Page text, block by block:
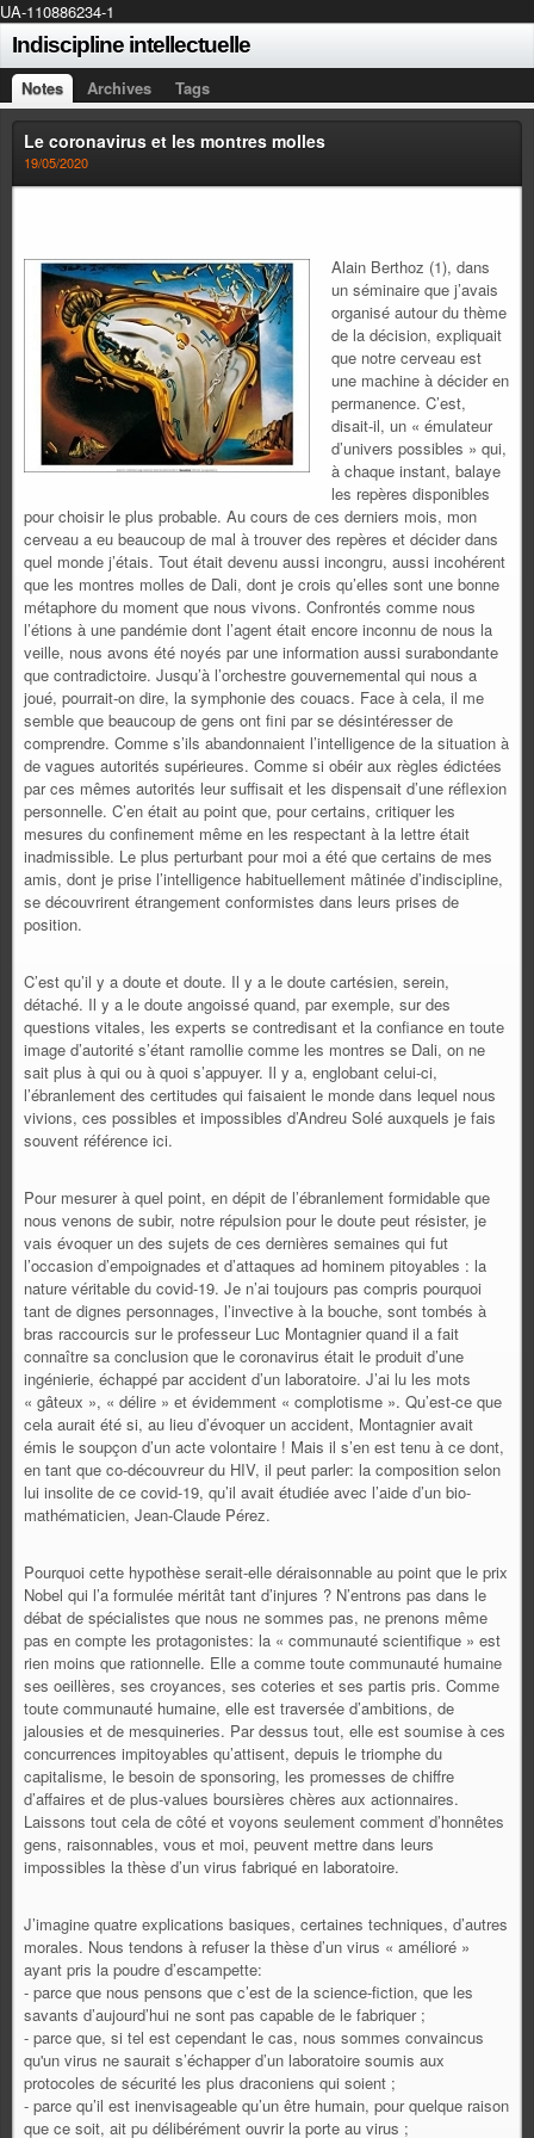
UA-110886234-1
Indiscipline intellectuelle
Notes Archives Tags
Le coronavirus et les montres molles
19/05/2020
Alain Berthoz (1), dans
un séminaire que j’avais
organisé autour du thème
de la décision, expliquait
que notre cerveau est
une machine à décider en
permanence. C’est,
disait-il, un « émulateur
d’univers possibles » qui,
à chaque instant, balaye
les repères disponibles
pour choisir le plus probable. Au cours de ces derniers mois, mon
cerveau a eu beaucoup de mal à trouver des repères et décider dans
quel monde j’étais. Tout était devenu aussi incongru, aussi incohérent
que les montres molles de Dali, dont je crois qu’elles sont une bonne
métaphore du moment que nous vivons. Confrontés comme nous
l’étions à une pandémie dont l’agent était encore inconnu de nous la
veille, nous avons été noyés par une information aussi surabondante
que contradictoire. Jusqu’à l’orchestre gouvernemental qui nous a
joué, pourrait-on dire, la symphonie des couacs. Face à cela, il me
semble que beaucoup de gens ont fini par se désintéresser de
comprendre. Comme s’ils abandonnaient l’intelligence de la situation à
de vagues autorités supérieures. Comme si obéir aux règles édictées
par ces mêmes autorités leur suffisait et les dispensait d’une réflexion
personnelle. C’en était au point que, pour certains, critiquer les
mesures du confinement même en les respectant à la lettre était
inadmissible. Le plus perturbant pour moi a été que certains de mes
amis, dont je prise l’intelligence habituellement mâtinée d’indiscipline,
se découvrirent étrangement conformistes dans leurs prises de
position.
C’est qu’il y a doute et doute. Il y a le doute cartésien, serein,
détaché. Il y a le doute angoissé quand, par exemple, sur des
questions vitales, les experts se contredisant et la confiance en toute
image d’autorité s’étant ramollie comme les montres se Dali, on ne
sait plus à qui ou à quoi s’appuyer. Il y a, englobant celui-ci,
l’ébranlement des certitudes qui faisaient le monde dans lequel nous
vivions, ces possibles et impossibles d’Andreu Solé auxquels je fais
souvent référence ici.
Pour mesurer à quel point, en dépit de l’ébranlement formidable que
nous venons de subir, notre répulsion pour le doute peut résister, je
vais évoquer un des sujets de ces dernières semaines qui fut
l’occasion d’empoignades et d’attaques ad hominem pitoyables : la
nature véritable du covid-19. Je n’ai toujours pas compris pourquoi
tant de dignes personnages, l’invective à la bouche, sont tombés à
bras raccourcis sur le professeur Luc Montagnier quand il a fait
connaître sa conclusion que le coronavirus était le produit d’une
ingénierie, échappé par accident d’un laboratoire. J’ai lu les mots
« gâteux », « délire » et évidemment « complotisme ». Qu’est-ce que
cela aurait été si, au lieu d’évoquer un accident, Montagnier avait
émis le soupçon d’un acte volontaire ! Mais il s’en est tenu à ce dont,
en tant que co-découvreur du HIV, il peut parler: la composition selon
lui insolite de ce covid-19, qu’il avait étudiée avec l’aide d’un bio-
mathématicien, Jean-Claude Pérez.
Pourquoi cette hypothèse serait-elle déraisonnable au point que le prix
Nobel qui l’a formulée méritât tant d’injures ? N’entrons pas dans le
débat de spécialistes que nous ne sommes pas, ne prenons même
pas en compte les protagonistes: la « communauté scientifique » est
rien moins que rationnelle. Elle a comme toute communauté humaine
ses oeillères, ses croyances, ses coteries et ses partis pris. Comme
toute communauté humaine, elle est traversée d’ambitions, de
jalousies et de mesquineries. Par dessus tout, elle est soumise à ces
concurrences impitoyables qu’attisent, depuis le triomphe du
capitalisme, le besoin de sponsoring, les promesses de chiffre
d’affaires et de plus-values boursières chères aux actionnaires.
Laissons tout cela de côté et voyons seulement comment d’honnêtes
gens, raisonnables, vous et moi, peuvent mettre dans leurs
impossibles la thèse d’un virus fabriqué en laboratoire.
J’imagine quatre explications basiques, certaines techniques, d’autres
morales. Nous tendons à refuser la thèse d’un virus « amélioré »
ayant pris la poudre d’escampette:
- parce que nous pensons que c’est de la science-fiction, que les
savants d’aujourd’hui ne sont pas capable de le fabriquer ;
- parce que, si tel est cependant le cas, nous sommes convaincus
qu'un virus ne saurait s’échapper d’un laboratoire soumis aux
protocoles de sécurité les plus draconiens qui soient ;
- parce qu’il est inenvisageable qu’un être humain, pour quelque raison
que ce soit, ait pu délibérément ouvrir la porte au virus ;